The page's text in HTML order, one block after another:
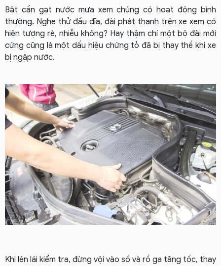
Bật cần gạt nước mưa xem chúng có hoạt động bình
thường. Nghe thử đầu đĩa, đài phát thanh trên xe xem có
hiện tượng rè, nhiễu không? Hay thậm chí một bộ đài mới
cứng cũng là một dấu hiệu chứng tỏ đã bị thay thế khi xe
bị ngập nước.
Khi lên lái kiểm tra, đừng vội vào số và rồ ga tăng tốc, thay